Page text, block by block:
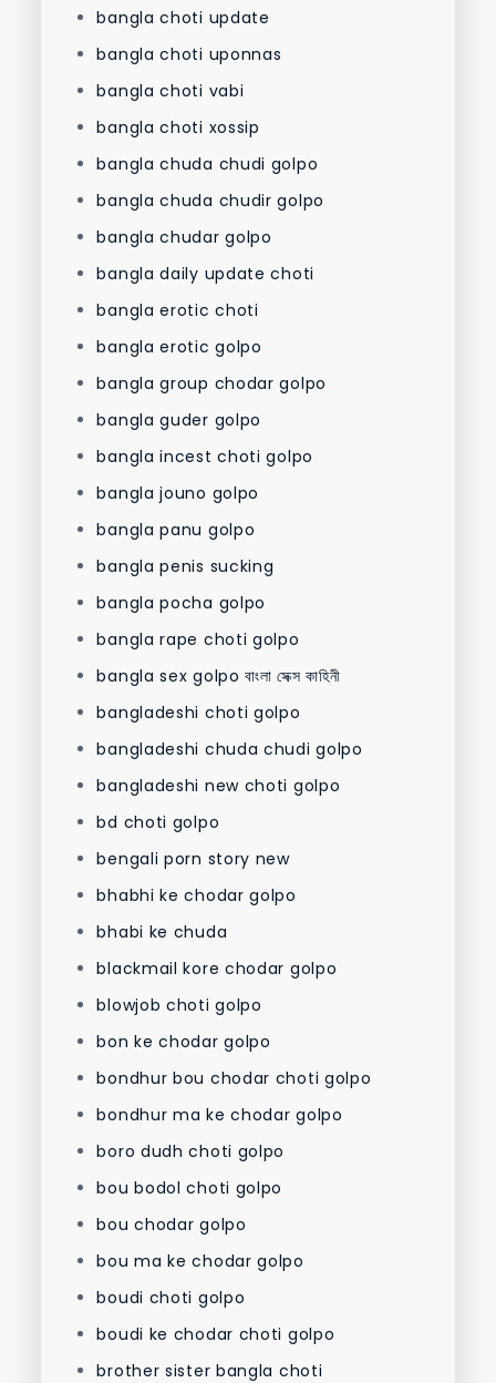
bangla choti update
bangla choti uponnas
bangla choti vabi
bangla choti xossip
bangla chuda chudi golpo
bangla chuda chudir golpo
bangla chudar golpo
bangla daily update choti
bangla erotic choti
bangla erotic golpo
bangla group chodar golpo
bangla guder golpo
bangla incest choti golpo
bangla jouno golpo
bangla panu golpo
bangla penis sucking
bangla pocha golpo
bangla rape choti golpo
bangla sex golpo বাংলা সেক্স কাহিনী
bangladeshi choti golpo
bangladeshi chuda chudi golpo
bangladeshi new choti golpo
bd choti golpo
bengali porn story new
bhabhi ke chodar golpo
bhabi ke chuda
blackmail kore chodar golpo
blowjob choti golpo
bon ke chodar golpo
bondhur bou chodar choti golpo
bondhur ma ke chodar golpo
boro dudh choti golpo
bou bodol choti golpo
bou chodar golpo
bou ma ke chodar golpo
boudi choti golpo
boudi ke chodar choti golpo
brother sister bangla choti